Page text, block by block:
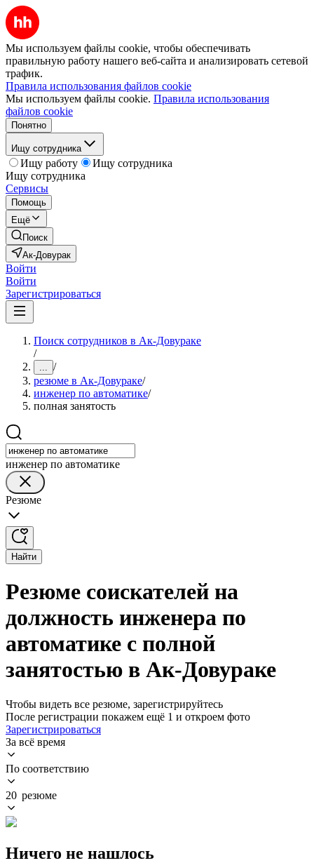
Мы используем файлы cookie, чтобы обеспечивать
правильную работу нашего веб-сайта и анализировать сетевой
трафик.
Правила использования файлов cookie
Мы используем файлы cookie. Правила использования
файлов cookie
Понятно
Ищу сотрудника
Ищу работу
Ищу сотрудника
Ищу сотрудника
Сервисы
Помощь
Ещё
Поиск
Ак-Довурак
Войти
Войти
Зарегистрироваться
Поиск сотрудников в Ак-Довураке
/
... /
резюме в Ак-Довураке/
инженер по автоматике/
полная занятость
инженер по автоматике
Резюме
Найти
Резюме соискателей на
должность инженера по
автоматике с полной
занятостью в Ак-Довураке
Чтобы видеть все резюме, зарегистрируйтесь
После регистрации покажем ещё 1 и откроем фото
Зарегистрироваться
За всё время
По соответствию
20 резюме
Ничего не нашлось